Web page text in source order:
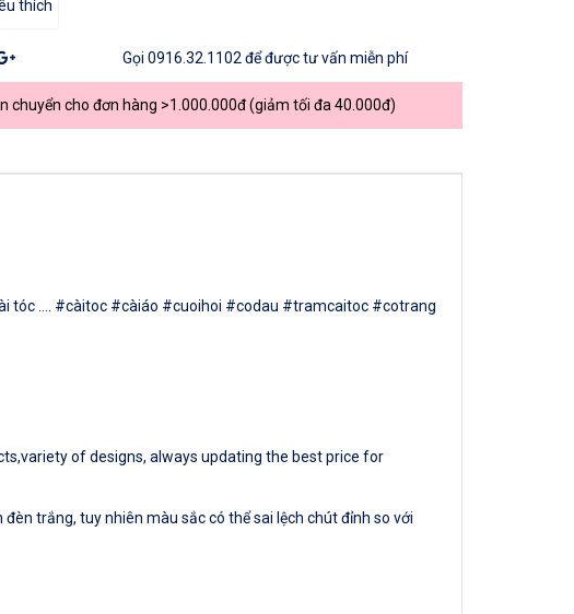
thích
Gọi 0916.32.1102 để được tư vấn miễn phí
chuyển cho đơn hàng >1.000.000đ (giảm tối đa 40.000đ)
tóc .... #càitoc #càiáo #cuoihoi #codau #tramcaitoc #cotrang
of designs, always updating the best price for
trắng, tuy nhiên màu sắc có thể sai lệch chút đỉnh so với